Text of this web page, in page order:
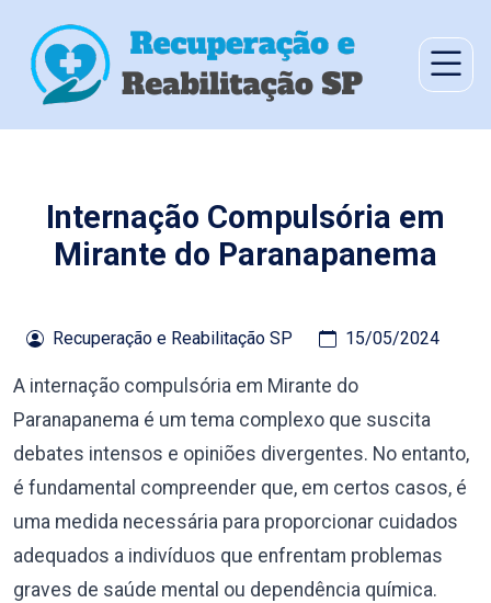
Internação Compulsória em
Mirante do Paranapanema
Recuperação e Reabilitação SP 15/05/2024
A internação compulsória em Mirante do
Paranapanema é um tema complexo que suscita
debates intensos e opiniões divergentes. No entanto,
é fundamental compreender que, em certos casos, é
uma medida necessária para proporcionar cuidados
adequados a indivíduos que enfrentam problemas
graves de saúde mental ou dependência química.